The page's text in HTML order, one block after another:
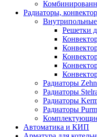
Радиаторы,
Решетки
Радиаторы
Радиаторы
Радиаторы
Радиаторы
Комплектующие
Автоматика и КИП